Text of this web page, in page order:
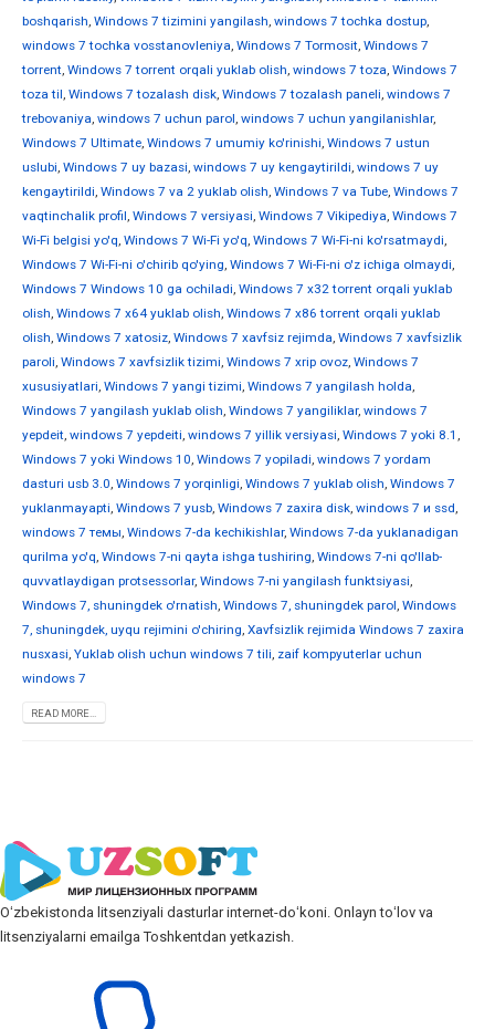
boshqarish, Windows 7 tizimini yangilash, windows 7 tochka dostup,
windows 7 tochka vosstanovleniya, Windows 7 Tormosit, Windows 7
torrent, Windows 7 torrent orqali yuklab olish, windows 7 toza, Windows 7
toza til, Windows 7 tozalash disk, Windows 7 tozalash paneli, windows 7
trebovaniya, windows 7 uchun parol, windows 7 uchun yangilanishlar,
Windows 7 Ultimate, Windows 7 umumiy ko'rinishi, Windows 7 ustun
uslubi, Windows 7 uy bazasi, windows 7 uy kengaytirildi, windows 7 uy
kengaytirildi, Windows 7 va 2 yuklab olish, Windows 7 va Tube, Windows 7
vaqtinchalik profil, Windows 7 versiyasi, Windows 7 Vikipediya, Windows 7
Wi-Fi belgisi yo'q, Windows 7 Wi-Fi yo'q, Windows 7 Wi-Fi-ni ko'rsatmaydi,
Windows 7 Wi-Fi-ni o'chirib qo'ying, Windows 7 Wi-Fi-ni o'z ichiga olmaydi,
Windows 7 Windows 10 ga ochiladi, Windows 7 x32 torrent orqali yuklab
olish, Windows 7 x64 yuklab olish, Windows 7 x86 torrent orqali yuklab
olish, Windows 7 xatosiz, Windows 7 xavfsiz rejimda, Windows 7 xavfsizlik
paroli, Windows 7 xavfsizlik tizimi, Windows 7 xrip ovoz, Windows 7
xususiyatlari, Windows 7 yangi tizimi, Windows 7 yangilash holda,
Windows 7 yangilash yuklab olish, Windows 7 yangiliklar, windows 7
yepdeit, windows 7 yepdeiti, windows 7 yillik versiyasi, Windows 7 yoki 8.1 ,
Windows 7 yoki Windows 10, Windows 7 yopiladi, windows 7 yordam
dasturi usb 3.0, Windows 7 yorqinligi, Windows 7 yuklab olish, Windows 7
yuklanmayapti, Windows 7 yusb, Windows 7 zaxira disk, windows 7 и ssd,
windows 7 темы, Windows 7-da kechikishlar, Windows 7-da yuklanadigan
qurilma yo'q, Windows 7-ni qayta ishga tushiring, Windows 7-ni qo'llab-
quvvatlaydigan protsessorlar, Windows 7-ni yangilash funktsiyasi,
Windows 7, shuningdek o'rnatish, Windows 7, shuningdek parol, Windows
7, shuningdek, uyqu rejimini o'chiring, Xavfsizlik rejimida Windows 7 zaxira
nusxasi, Yuklab olish uchun windows 7 tili, zaif kompyuterlar uchun
windows 7
READ MORE...
Oʻzbekistonda litsenziyali dasturlar internet-doʻkoni. Onlayn toʻlov va
litsenziyalarni emailga Toshkentdan yetkazish.